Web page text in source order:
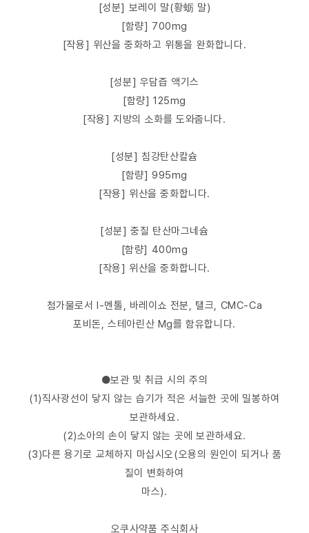
[성분] 보레이 말(황蛎 말)
[함량] 700mg
[작용] 위산을 중화하고 위통을 완화합니다.
[성분] 우담즙 액기스
[함량] 125mg
[작용] 지방의 소화를 도와줍니다.
[성분] 침강탄산칼슘
[함량] 995mg
[작용] 위산을 중화합니다.
[성분] 중질 탄산마그네슘
[함량] 400mg
[작용] 위산을 중화합니다.
첨가물로서 l-멘톨, 바레이쇼 전분, 탤크, CMC-Ca
포비돈, 스테아린산 Mg를 함유합니다.
●보관 및 취급 시의 주의
(1)직사광선이 닿지 않는 습기가 적은 서늘한 곳에 밀봉하여
보관하세요.
(2)소아의 손이 닿지 않는 곳에 보관하세요.
(3)다른 용기로 교체하지 마십시오(오용의 원인이 되거나 품
질이 변화하여
마스).
오쿠사약품 주식회사